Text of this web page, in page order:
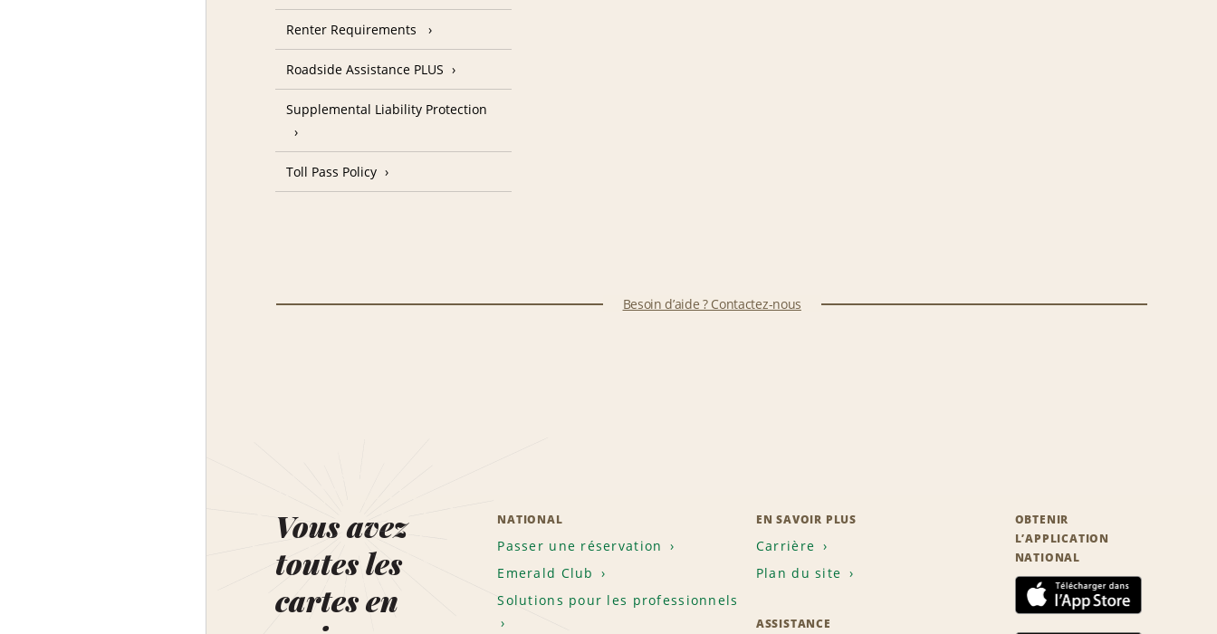
Renter Requirements
Roadside Assistance PLUS
Supplemental Liability Protection
Toll Pass Policy
Besoin d’aide ? Contactez-nous
Vous avez
toutes les
cartes en
NATIONAL
Passer une réservation
Emerald Club
Solutions pour les professionnels
EN SAVOIR PLUS
Carrière
Plan du site
ASSISTANCE
OBTENIR
L’APPLICATION
NATIONAL